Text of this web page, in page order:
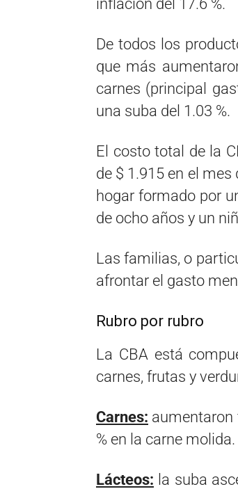
inflación del 17.6 %.
De todos los
que más
carnes (principal
una suba del 1.03 %.
El costo total de la
de $ 1.915 en el
hogar formado por
de ocho años y un
Las familias, o
afrontar el gasto
Rubro por rubro
La CBA está
carnes, frutas y
Carnes: aumentaron
% en la carne
Lácteos: la suba